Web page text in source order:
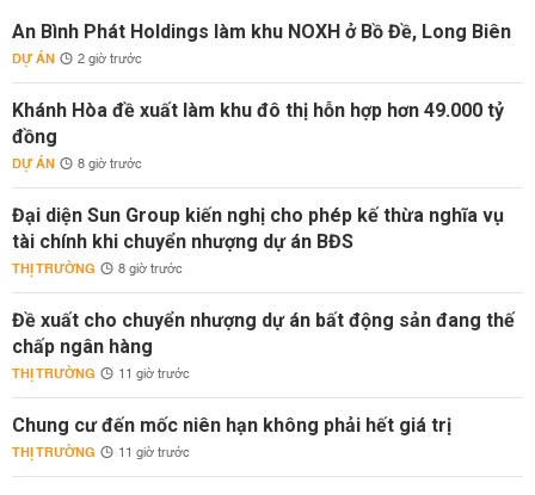
An Bình Phát Holdings làm khu NOXH ở Bồ Đề, Long Biên
DỰ ÁN 2 giờ trước
Khánh Hòa đề xuất làm khu đô thị hỗn hợp hơn 49.000 tỷ
đồng
DỰ ÁN 8 giờ trước
Đại diện Sun Group kiến nghị cho phép kế thừa nghĩa vụ
tài chính khi chuyển nhượng dự án BĐS
THỊ TRƯỜNG 8 giờ trước
Đề xuất cho chuyển nhượng dự án bất động sản đang thế
chấp ngân hàng
THỊ TRƯỜNG 11 giờ trước
Chung cư đến mốc niên hạn không phải hết giá trị
THỊ TRƯỜNG 11 giờ trước